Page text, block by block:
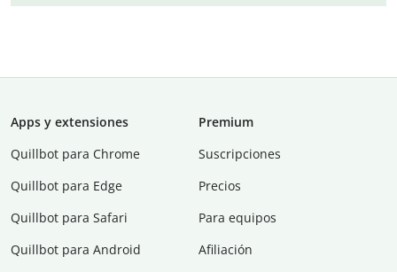
Apps y extensiones
Quillbot para Chrome
Quillbot para Edge
Quillbot para Safari
Quillbot para Android
Premium
Suscripciones
Precios
Para equipos
Afiliación